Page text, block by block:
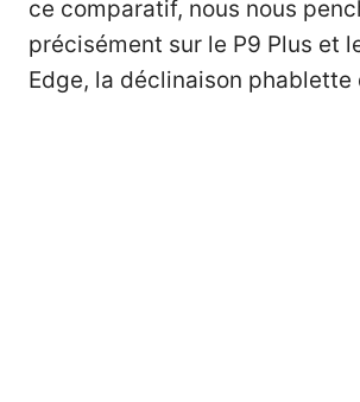
ce comparatif, nous nous
précisément sur le P9 Plus et
Edge, la déclinaison phablette